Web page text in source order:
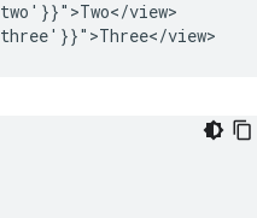
view>